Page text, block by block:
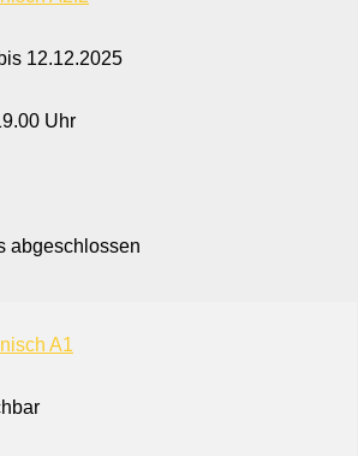
12.12.2025
Uhr
abgeschlossen
A1